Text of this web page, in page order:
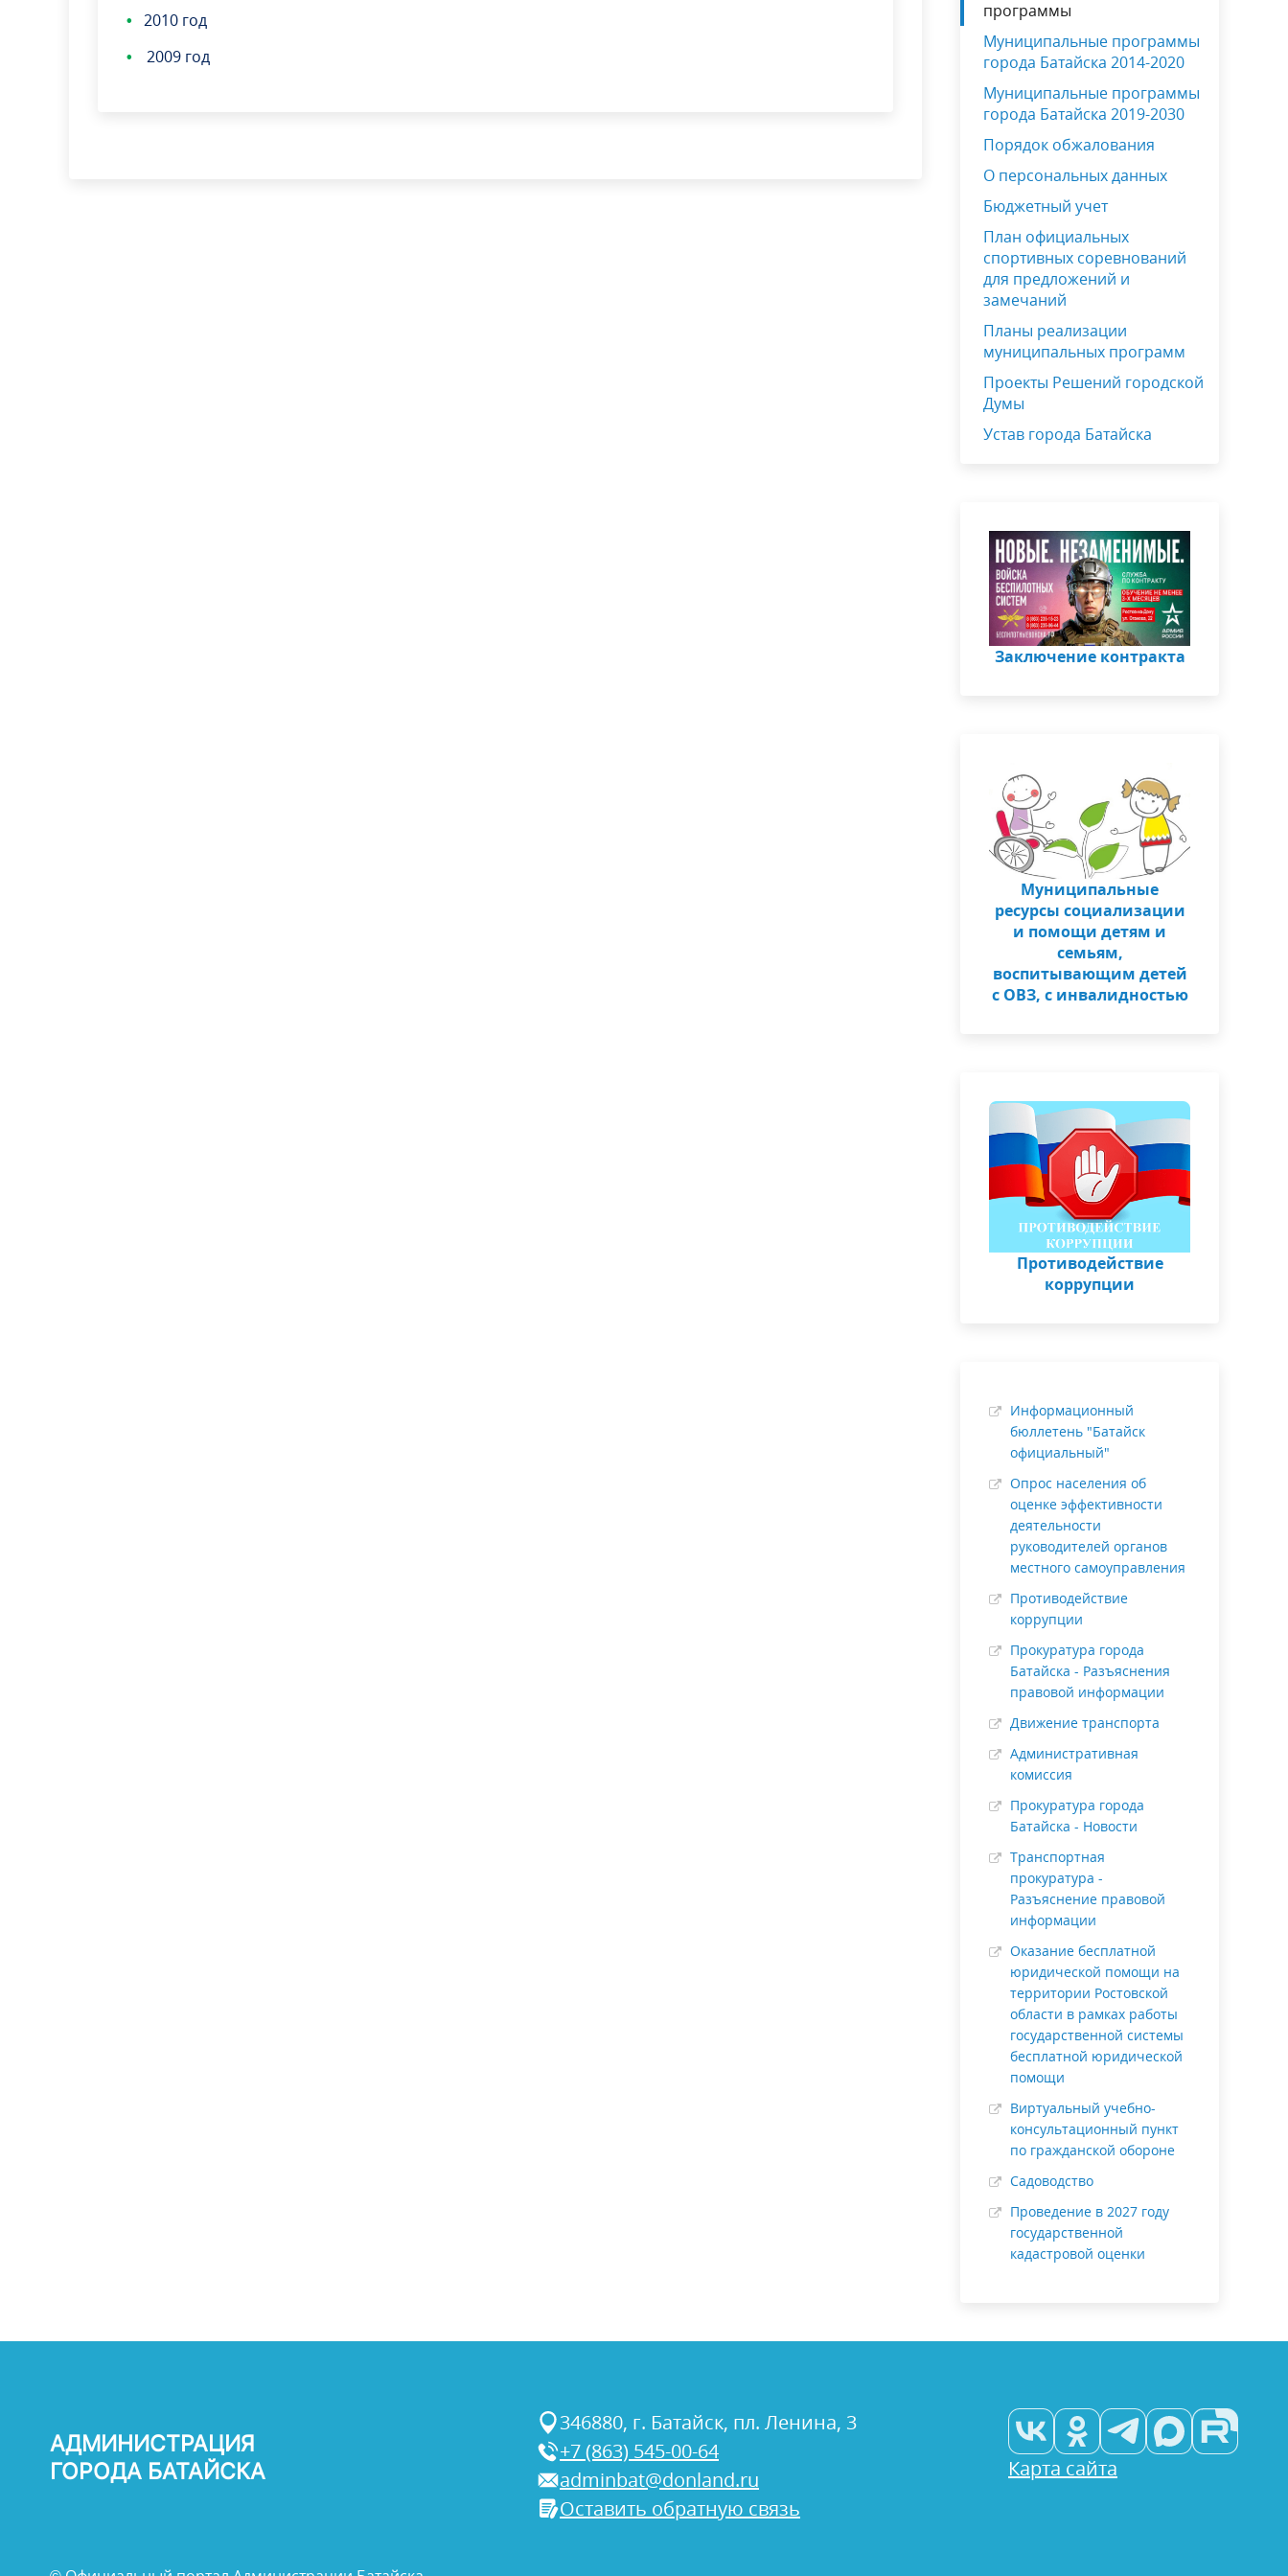
• 2010 год
• 2009 год
программы
Муниципальные программы
города Батайска 2014-2020
Муниципальные программы
города Батайска 2019-2030
Порядок обжалования
О персональных данных
Бюджетный учет
План официальных
спортивных соревнований
для предложений и
замечаний
Планы реализации
муниципальных программ
Проекты Решений городской
Думы
Устав города Батайска
Заключение контракта
Муниципальные
ресурсы социализации
и помощи детям и
семьям,
воспитывающим детей
с ОВЗ, с инвалидностью
Противодействие
коррупции
Информационный
бюллетень "Батайск
официальный"
Опрос населения об
оценке эффективности
деятельности
руководителей органов
местного самоуправления
Противодействие
коррупции
Прокуратура города
Батайска - Разъяснения
правовой информации
Движение транспорта
Административная
комиссия
Прокуратура города
Батайска - Новости
Транспортная
прокуратура -
Разъяснение правовой
информации
Оказание бесплатной
юридической помощи на
территории Ростовской
области в рамках работы
государственной системы
бесплатной юридической
помощи
Виртуальный учебно-
консультационный пункт
по гражданской обороне
Садоводство
Проведение в 2027 году
государственной
кадастровой оценки
АДМИНИСТРАЦИЯ
ГОРОДА БАТАЙСКА
346880, г. Батайск, пл. Ленина, 3
+7 (863) 545-00-64
adminbat@donland.ru
Оставить обратную связь
Карта сайта